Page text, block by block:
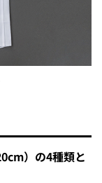
）の4種類と